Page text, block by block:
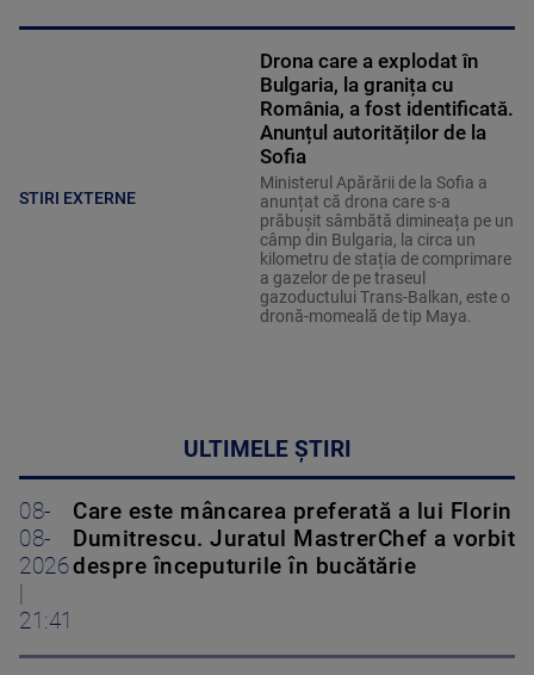
STIRI EXTERNE
Drona care a explodat în
Bulgaria, la granița cu
România, a fost identificată.
Anunțul autorităților de la
Sofia
Ministerul Apărării de la Sofia a
anunțat că drona care s-a
prăbușit sâmbătă dimineața pe un
câmp din Bulgaria, la circa un
kilometru de stația de comprimare
a gazelor de pe traseul
gazoductului Trans-Balkan, este o
dronă-momeală de tip Maya.
ULTIMELE ȘTIRI
08-
08-
2026
|
21:41
Care este mâncarea preferată a lui Florin
Dumitrescu. Juratul MastrerChef a vorbit
despre începuturile în bucătărie